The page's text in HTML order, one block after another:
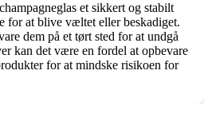
et sikkert og stabilt
for at blive væltet eller beskadiget.
dem på et tørt sted for at undgå
kan det være en fordel at opbevare
for at mindske risikoen for